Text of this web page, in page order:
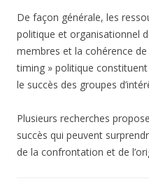
De façon générale, les
politique et organisationnel
membres et la cohérence
timing » politique
le succès des groupes
Plusieurs recherches
succès qui peuvent
de la confrontation et de